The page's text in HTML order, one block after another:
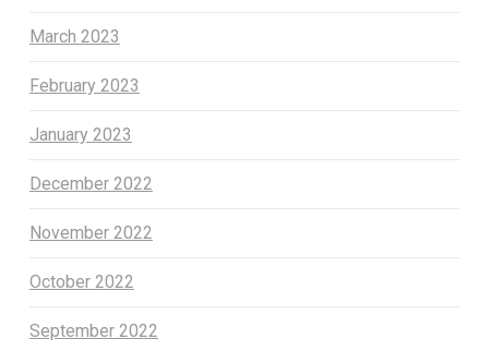
March 2023
February 2023
January 2023
December 2022
November 2022
October 2022
September 2022